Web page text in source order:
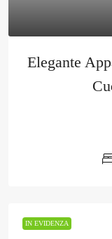
Elegante
IN EVIDENZA